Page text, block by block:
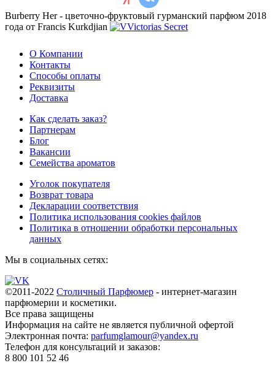
Burberry Her - цветочно-фруктовый гурманский парфюм 2018
года от Francis Kurkdjian
О Компании
Контакты
Способы оплаты
Реквизиты
Доставка
Как сделать заказ?
Партнерам
Блог
Вакансии
Семейства ароматов
Уголок покупателя
Возврат товара
Декларации соответствия
Политика использования cookies файлов
Политика в отношении обработки персональных
данных
Мы в социальных сетях:
©2011-2022 Столичный Парфюмер - интернет-магазин
парфюмерии и косметики.
Все права защищены
Информация на сайте не является публичной офертой
Электронная почта: parfumglamour@yandex.ru
Телефон для консультаций и заказов:
8 800 101 52 46